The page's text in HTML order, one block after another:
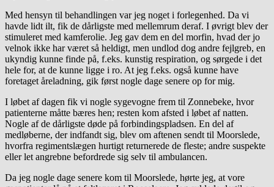
Med hensyn til behandlingen var jeg noget i forlegenhed. Da vi
havde lidt ilt, fik de dårligste med mellemrum deraf. I øvrigt blev der
stimuleret med kamferolie. Jeg gav dem en del morfin, hvad der jo
velnok ikke har været så heldigt, men undlod dog andre fejlgreb, en
ukyndig kunne finde på, f.eks. kunstig respiration, og sørgede i det
hele for, at de kunne ligge i ro. At jeg f.eks. også kunne have
foretaget åreladning, gik først nogle dage senere op for mig.
I løbet af dagen fik vi nogle sygevogne frem til Zonnebeke, hvor
patienterne måtte bæres hen; resten kom afsted i løbet af natten.
Nogle af de dårligste døde på forbindingspladsen. En del af
medløberne, der indfandt sig, blev om aftenen sendt til Moorslede,
hvorfra regimentslægen hurtigt returnerede de fleste; andre suspekte
eller let angrebne befordrede sig selv til ambulancen.
Da jeg nogle dage senere kom til Moorslede, hørte jeg, at vore